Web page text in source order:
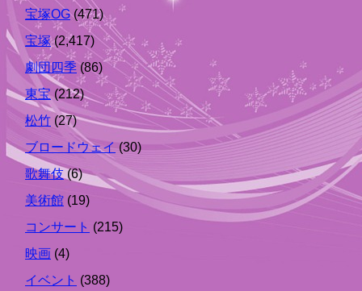
宝塚OG(471)
宝塚(2,417)
劇団四季 (86)
東宝(212)
松竹 (27)
ブロードウェイ (30)
歌舞伎 (6)
美術館 (19)
コンサート (215)
映画 (4)
イベント (388)